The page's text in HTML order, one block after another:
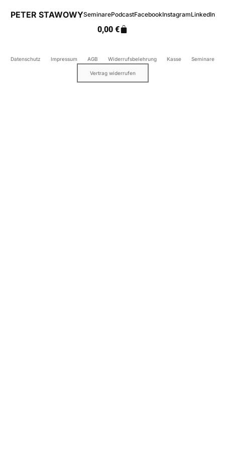
PETER STAWOWYSeminarePodcastFacebookInstagramLinkedIn
0,00 €
Datenschutz Impressum AGB Widerrufsbelehrung Kasse Seminare
Vertrag widerrufen